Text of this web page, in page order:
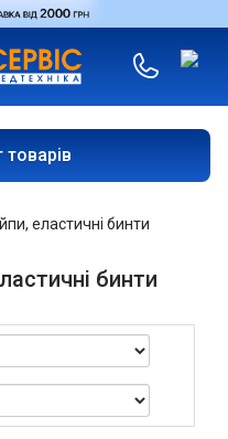
Увійти
товарів
еластичні бинти
бинти